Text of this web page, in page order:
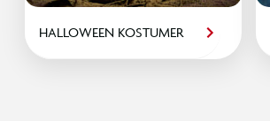
HALLOWEEN KOSTUMER